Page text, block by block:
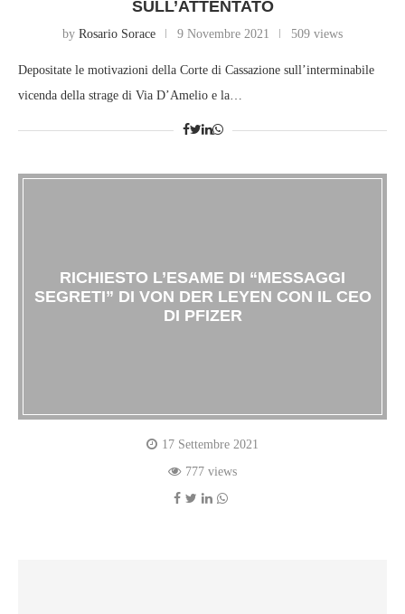
SULL’ATTENTATO
by Rosario Sorace 9 Novembre 2021 509 views
Depositate le motivazioni della Corte di Cassazione sull’interminabile
vicenda della strage di Via D’Amelio e la…
RICHIESTO L’ESAME DI “MESSAGGI
SEGRETI” DI VON DER LEYEN CON IL CEO
DI PFIZER
17 Settembre 2021
777 views